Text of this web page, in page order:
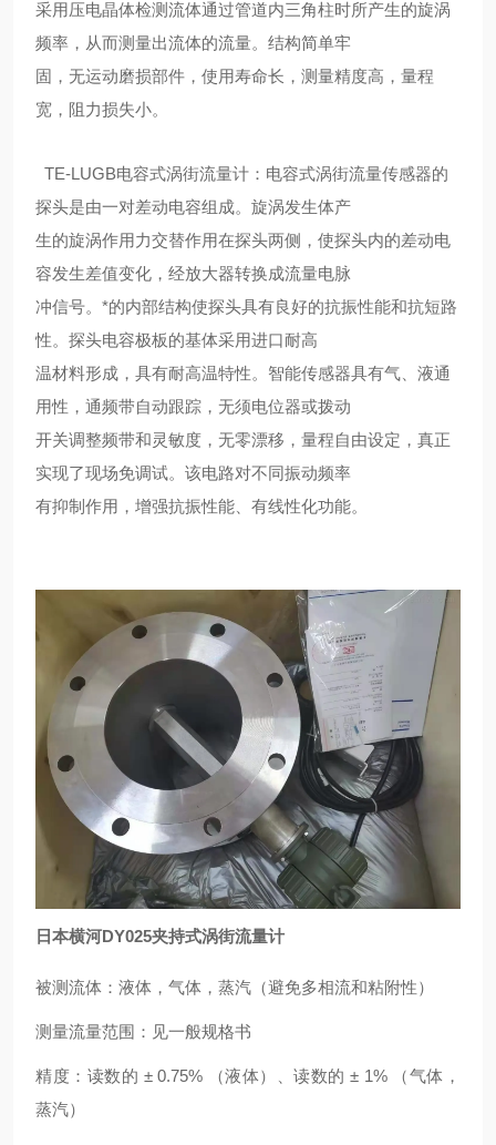
采用压电晶体检测流体通过管道内三角柱时所产生的旋涡
频率，从而测量出流体的流量。结构简单牢
固，无运动磨损部件，使用寿命长，测量精度高，量程
宽，阻力损失小。
TE-LUGB电容式涡街流量计：电容式涡街流量传感器的
探头是由一对差动电容组成。旋涡发生体产
生的旋涡作用力交替作用在探头两侧，使探头内的差动电
容发生差值变化，经放大器转换成流量电脉
冲信号。*的内部结构使探头具有良好的抗振性能和抗短路
性。探头电容极板的基体采用进口耐高
温材料形成，具有耐高温特性。智能传感器具有气、液通
用性，通频带自动跟踪，无须电位器或拨动
开关调整频带和灵敏度，无零漂移，量程自由设定，真正
实现了现场免调试。该电路对不同振动频率
有抑制作用，增强抗振性能、有线性化功能。
日本横河DY025夹持式涡街流量计
被测流体：液体，气体，蒸汽（避免多相流和粘附性）
测量流量范围：见一般规格书
精度：读数的 ± 0.75% （液体）、读数的 ± 1% （气体，
蒸汽）